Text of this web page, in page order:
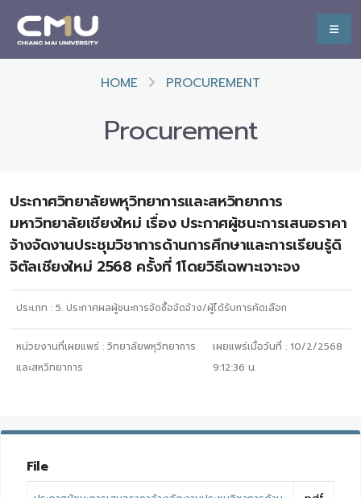
HOME PROCUREMENT
Procurement
ประกาศวิทยาลัยพหุวิทยาการและสหวิทยาการ
มหาวิทยาลัยเชียงใหม่ เรื่อง ประกาศผู้ชนะการเสนอราคา
จ้างจัดงานประชุมวิชาการด้านการศึกษาและการเรียนรู้ดิ
จิตัลเชียงใหม่ 2568 ครั้งที่ 1โดยวิธีเฉพาะเจาะจง
ประเภท : 5. ประกาศผลผู้ชนะการจัดซื้อจัดจ้าง/ผู้ได้รับการคัดเลือก
หน่วยงานที่เผยแพร่ : วิทยาลัยพหุวิทยาการ
และสหวิทยาการ
เผยแพร่เมื่อวันที่ : 10/2/2568
9:12:36 น.
File